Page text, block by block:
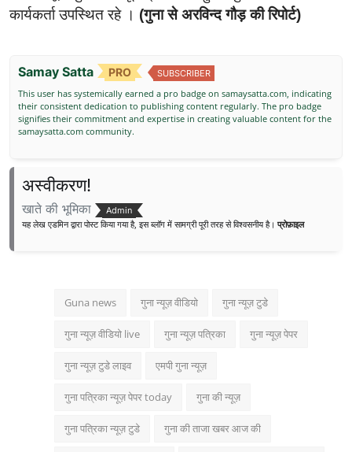
कार्यकर्ता उपस्थित रहे । (गुना से अरविन्द गौड़ की रिपोर्ट)
Samay Satta PRO SUBSCRIBER
This user has systemically earned a pro badge on samaysatta.com, indicating
their consistent dedication to publishing content regularly. The pro badge
signifies their commitment and expertise in creating valuable content for the
samaysatta.com community.
अस्वीकरण!
खाते की भूमिका Admin
यह लेख एडमिन द्वारा पोस्ट किया गया है, इस ब्लॉग में सामग्री पूरी तरह से विश्वसनीय है।प्रोफ़ाइल
Guna news गुना न्यूज़ वीडियो गुना न्यूज़ टुडे
गुना न्यूज़ वीडियो live गुना न्यूज़ पत्रिका गुना न्यूज़ पेपर
गुना न्यूज़ टुडे लाइव एमपी गुना न्यूज़
गुना पत्रिका न्यूज़ पेपर today गुना की न्यूज़
गुना पत्रिका न्यूज़ टुडे गुना की ताजा खबर आज की